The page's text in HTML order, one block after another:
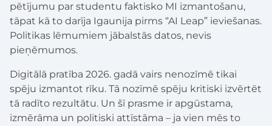
pētījumu par studentu faktisko MI izmantošanu,
tāpat kā to darīja Igaunija pirms “AI Leap” ieviešanas.
Politikas lēmumiem jābalstās datos, nevis
pieņēmumos.
Digitālā pratība 2026. gadā vairs nenozīmē tikai
spēju izmantot rīku. Tā nozīmē spēju kritiski izvērtēt
tā radīto rezultātu. Un šī prasme ir apgūstama,
izmērāma un politiski attīstāma – ja vien mēs to